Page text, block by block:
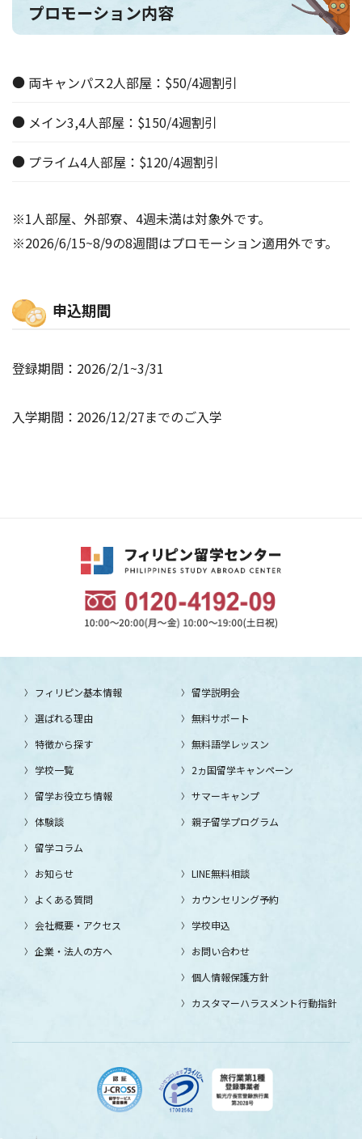
プロモーション内容
両キャンパス2人部屋：$50/4週割引
メイン3,4人部屋：$150/4週割引
プライム4人部屋：$120/4週割引
※1人部屋、外部寮、4週未満は対象外です。
※2026/6/15~8/9の8週間はプロモーション適用外です。
申込期間
登録期間：2026/2/1~3/31
入学期間：2026/12/27までのご入学
フィリピン基本情報
選ばれる理由
特徴から探す
学校一覧
留学お役立ち情報
体験談
留学コラム
留学説明会
無料サポート
無料語学レッスン
2ヵ国留学キャンペーン
サマーキャンプ
親子留学プログラム
お知らせ
よくある質問
会社概要・アクセス
企業・法人の方へ
LINE無料相談
カウンセリング予約
学校申込
お問い合わせ
個人情報保護方針
カスタマーハラスメント行動指針